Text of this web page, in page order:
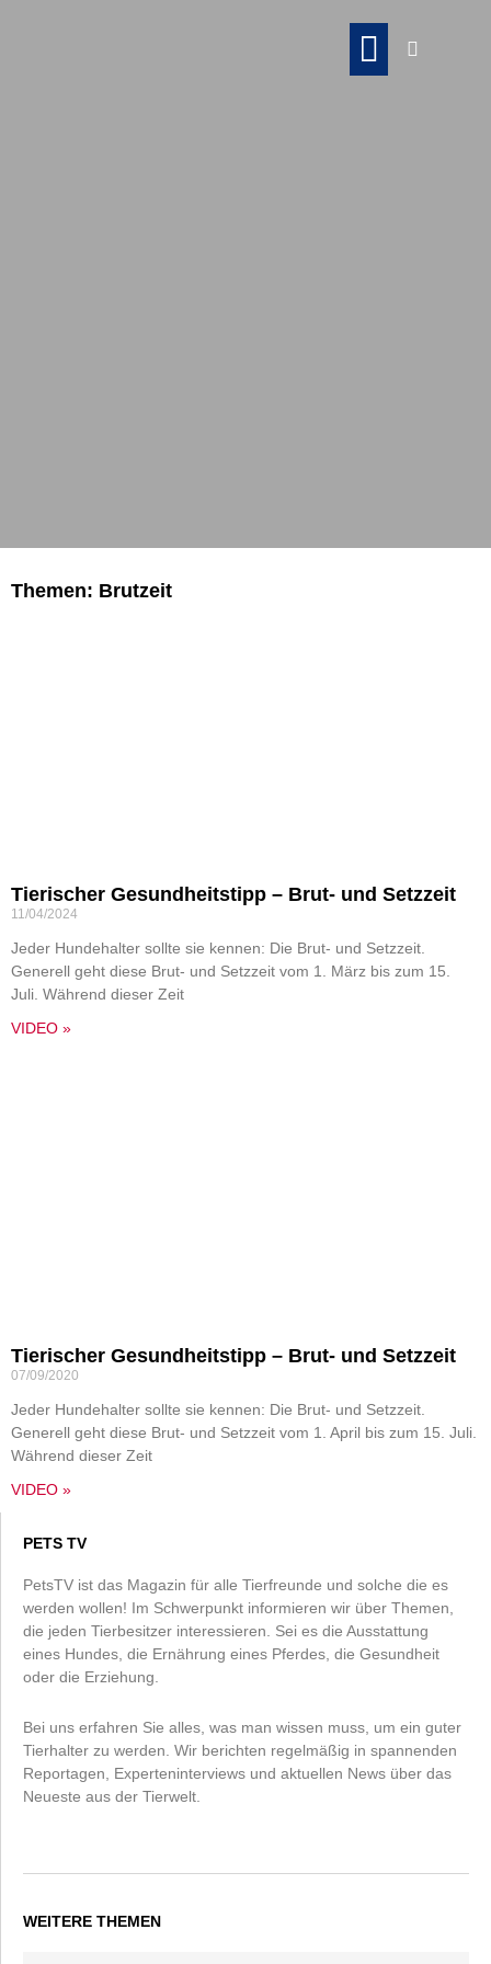
Themen: Brutzeit
Tierischer Gesundheitstipp – Brut- und Setzzeit
11/04/2024
Jeder Hundehalter sollte sie kennen: Die Brut- und Setzzeit.
Generell geht diese Brut- und Setzzeit vom 1. März bis zum 15.
Juli. Während dieser Zeit
VIDEO »
Tierischer Gesundheitstipp – Brut- und Setzzeit
07/09/2020
Jeder Hundehalter sollte sie kennen: Die Brut- und Setzzeit.
Generell geht diese Brut- und Setzzeit vom 1. April bis zum 15. Juli.
Während dieser Zeit
VIDEO »
PETS TV
PetsTV ist das Magazin für alle Tierfreunde und solche die es
werden wollen! Im Schwerpunkt informieren wir über Themen,
die jeden Tierbesitzer interessieren. Sei es die Ausstattung
eines Hundes, die Ernährung eines Pferdes, die Gesundheit
oder die Erziehung.
Bei uns erfahren Sie alles, was man wissen muss, um ein guter
Tierhalter zu werden. Wir berichten regelmäßig in spannenden
Reportagen, Experteninterviews und aktuellen News über das
Neueste aus der Tierwelt.
WEITERE THEMEN